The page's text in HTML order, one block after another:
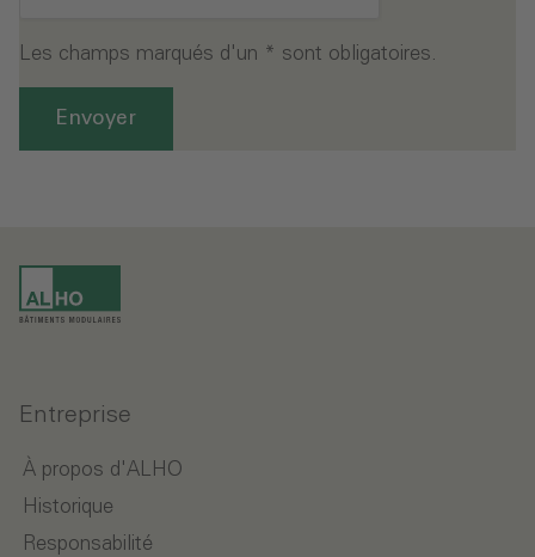
Les champs marqués d'un * sont obligatoires.
Envoyer
Entreprise
À propos d'ALHO
Historique
Responsabilité